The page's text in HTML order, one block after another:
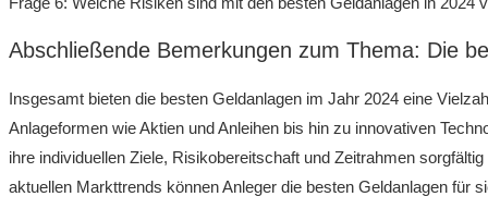
Abschließende Bemerkungen zum Thema: Die‍
Insgesamt bieten die besten Geldanlagen ‍im Jahr 2024⁤ eine
Anlageformen wie Aktien und Anleihen ⁢bis hin⁢ zu innovativen
ihre individuellen Ziele,⁢ Risikobereitschaft und Zeitrahmen‍
aktuellen Markttrends können Anleger die besten Geldanlagen für